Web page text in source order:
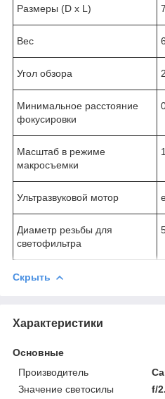
Размеры (D x L)
Вес
Угол обзора
Минимальное расстояние
фокусировки
Масштаб в режиме
макросъемки
1
Ультразвуковой мотор
Диаметр резьбы для
светофильтра
Скрыть
Характеристики
Основные
Производитель
Значение светосилы
f/